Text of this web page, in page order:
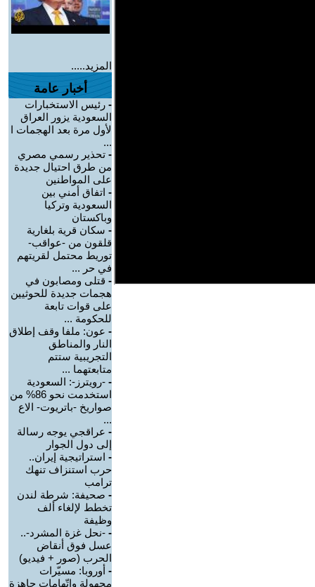
المزيد.....
أخبار عامة
- رئيس الاستخبارات
السعودية يزور العراق
لأول مرة بعد الهجمات ا
...
- تحذير رسمي مصري
من طرق احتيال جديدة
على المواطنين
- اتفاق أمني بين
السعودية وتركيا
وباكستان
- سكان قرية بلغارية
قلقون من -عواقب-
توريط محتمل لقريتهم
في حر ...
- قتلى ومصابون في
هجمات جديدة للحوثيين
على قوات تابعة
للحكومة ...
- عون: ملفا وقف إطلاق
النار والمناطق
التجريبية ستتم
متابعتهما ...
- -رويترز-: السعودية
استخدمت نحو 86% من
صواريخ -باتريوت- الاع
...
- عراقجي يوجه رسالة
إلى دول الجوار
- استراتيجية إيران..
حرب استنزاف تنهك
ترامب
- صحيفة: شرطة لندن
تخطط لإلغاء ألف
وظيفة
- -نحل غزة المشرد-..
عسل فوق أنقاض
الحرب (صور + فيديو)
- أوروبا: مسيّرات
مجهولة واتّهامات جاهزة